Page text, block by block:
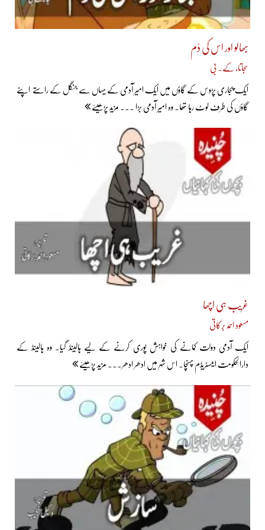
بھالو اور اس کی دُم
سجاتا، کے۔ بی
ایک پجاری پڑوس کے گاؤں میں ایک امیر آدمی کے یہاں سے جنگل کے راستے اپنے
گاؤں کی طرف لوٹ رہا تھا۔ وہ امیر آدمی بڑا ... مزید پڑھیئے
غریب ہی اچھا
مسعود احمد برکاتی
ایک آدمی دولت کمانے کی خواہش پوری کرنے کے لیے ہالینڈ گیا۔ وہ ہالینڈ کے
دارالحکومت ایمسٹریڈم پہنچا۔ اس شہر میں ادھر ادھر... مزید پڑھیئے